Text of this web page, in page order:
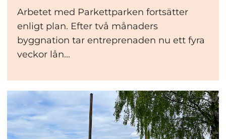
Arbetet med Parkettparken fortsätter
enligt plan. Efter två månaders
byggnation tar entreprenaden nu ett fyra
veckor lån...